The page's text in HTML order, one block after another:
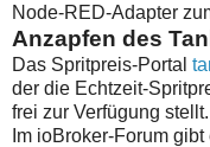
Node-RED-Adapter
Anzapfen des
Das Spritpreis-Portal
der die Echtzeit-
frei zur Verfügung stellt.
Im ioBroker-Forum